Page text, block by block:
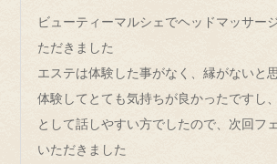
ビューティーマルシェでヘッドマッサー
ただきました
エステは体験した事がなく、縁がないと
体験してとても気持ちが良かったですし
として話しやすい方でしたので、次回フ
いただきました